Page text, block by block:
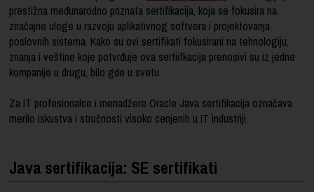
prestižna međunarodno priznata sertifikacija, koja se fokusira na
značajne uloge u razvoju aplikativnog softvera i projektovanja
poslovnih sistema. Kako su ovi sertifikati fokusirani na tehnologiju,
znanja i veštine koje potvrđuje ova sertiifkacija prenosivi su iz jedne
kompanije u drugu, bilo gde u svetu.
Za IT profesionalce i menadžere Oracle Java sertifikacija označava
merilo iskustva i stručnosti visoko cenjenih u IT industriji.
Java sertifikacija: SE sertifikati